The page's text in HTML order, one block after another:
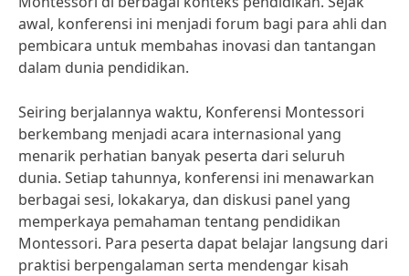
awal, konferensi ini menjadi forum bagi para ahli dan
pembicara untuk membahas inovasi dan tantangan
dalam dunia pendidikan.
Seiring berjalannya waktu, Konferensi Montessori
berkembang menjadi acara internasional yang
menarik perhatian banyak peserta dari seluruh
dunia. Setiap tahunnya, konferensi ini menawarkan
berbagai sesi, lokakarya, dan diskusi panel yang
memperkaya pemahaman tentang pendidikan
Montessori. Para peserta dapat belajar langsung dari
praktisi berpengalaman serta mendengar kisah